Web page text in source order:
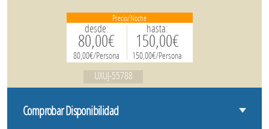
Precio/Noche
desde:
80,00€
80,00€/Persona
hasta:
150,00€
150,00€/Persona
UXUJ-55788
Comprobar Disponibilidad